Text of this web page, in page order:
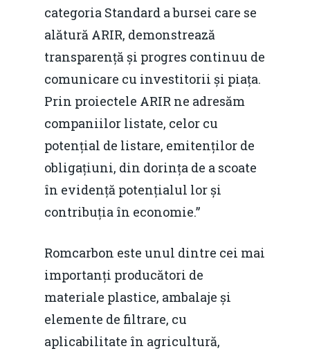
categoria Standard a bursei care se
alătură ARIR, demonstrează
transparență și progres continuu de
comunicare cu investitorii și piața.
Prin proiectele ARIR ne adresăm
companiilor listate, celor cu
potențial de listare, emitenților de
obligațiuni, din dorința de a scoate
în evidență potențialul lor și
contribuția în economie.”
Romcarbon este unul dintre cei mai
importanți producători de
materiale plastice, ambalaje și
elemente de filtrare, cu
aplicabilitate în agricultură,